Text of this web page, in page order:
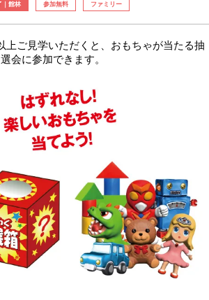
｜館林 参加無料 ファミリー
上ご見学いただくと、おもちゃが当たる抽
選会に参加できます。